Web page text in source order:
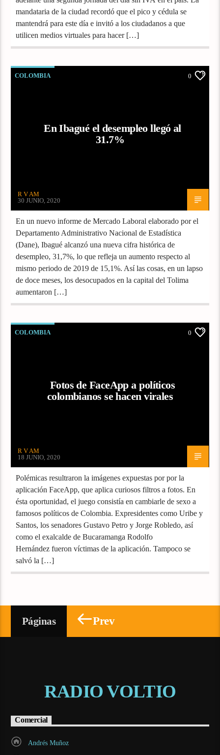
mandataria de la ciudad recordó que el pico y cédula se
mantendrá para este día e invitó a los ciudadanos a que
utilicen medios virtuales para hacer […]
COLOMBIA 0
En Ibagué el desempleo llegó al
31.7%
R V AM
30 JUNIO, 2020
En un nuevo informe de Mercado Laboral elaborado por el
Departamento Administrativo Nacional de Estadística
(Dane), Ibagué alcanzó una nueva cifra histórica de
desempleo, 31,7%, lo que refleja un aumento respecto al
mismo periodo de 2019 de 15,1%. Así las cosas, en un lapso
de doce meses, los desocupados en la capital del Tolima
aumentaron […]
COLOMBIA 0
Fotos de FaceApp a políticos
colombianos se hacen virales
R V AM
18 JUNIO, 2020
Polémicas resultraron la imágenes expuestas por por la
aplicación FaceApp, que aplica curiosos filtros a fotos. En
ésta oportunidad, el juego consistía en cambiarle de sexo a
famosos políticos de Colombia. Expresidentes como Uribe y
Santos, los senadores Gustavo Petro y Jorge Robledo, así
como el exalcalde de Bucaramanga Rodolfo
Hernández fueron víctimas de la aplicación. Tampoco se
salvó la […]
Páginas Prev
RADIO VOLTIO
Comercial
Andrés Muñoz